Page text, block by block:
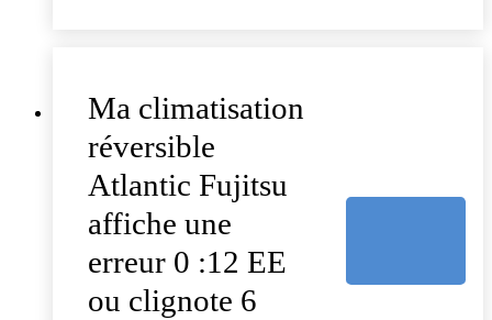
Ma climatisation
réversible
Atlantic Fujitsu
affiche une
erreur 0 :12 EE
ou clignote 6